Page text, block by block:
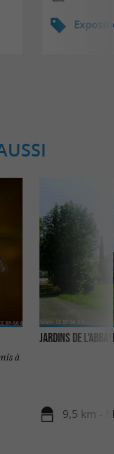
à
Jardins de
9,5 km -